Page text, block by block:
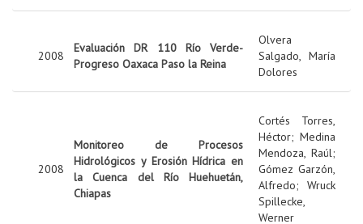
2008
Evaluación DR 110 Río Verde-
Progreso Oaxaca Paso la Reina
Olvera
Salgado, María
Dolores
2008
Monitoreo de Procesos
Hidrológicos y Erosión Hídrica en
la Cuenca del Río Huehuetán,
Chiapas
Cortés Torres,
Héctor; Medina
Mendoza, Raúl;
Gómez Garzón,
Alfredo; Wruck
Spillecke,
Werner